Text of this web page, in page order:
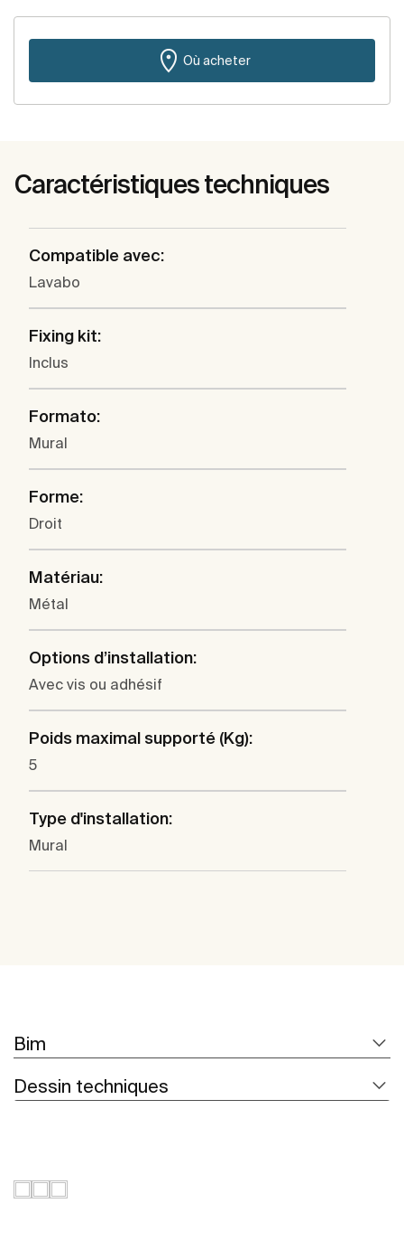
Où acheter
Caractéristiques techniques
Compatible avec:
Lavabo
Fixing kit:
Inclus
Formato:
Mural
Forme:
Droit
Matériau:
Métal
Options d’installation:
Avec vis ou adhésif
Poids maximal supporté (Kg):
5
Type d'installation:
Mural
Bim
Dessin techniques